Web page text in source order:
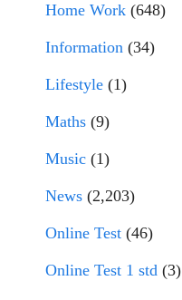
Home Work (648)
Information (34)
Lifestyle (1)
Maths (9)
Music (1)
News (2,203)
Online Test (46)
Online Test 1 std (3)